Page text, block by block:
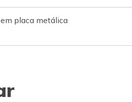
placa metálica